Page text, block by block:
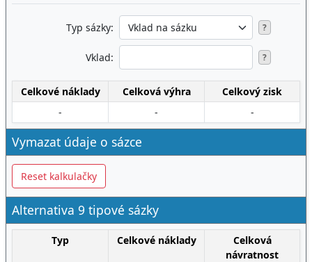
Typ sázky: ?
Vklad: ?
Celkové náklady Celková výhra
Celkový zisk
-
- -
Vymazat údaje o sázce
Reset kalkulačky
Alternativa 9 tipové sázky
Typ Celkové náklady
Celková
návratnost